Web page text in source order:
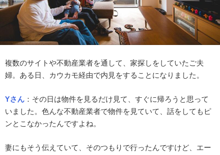
複数のサイトや不動産業者を通して、家探しをしていたご夫
婦。ある日、カウカモ経由で内見をすることになりました。
Yさん ： その日は物件を見るだけ見て、すぐに帰ろうと思って
いました。色んな不動産業者で物件を見ていて、話をしてもピ
ンとこなかったんですよね。
妻にもそう伝えていて、そのつもりで行ったんですけど、エー